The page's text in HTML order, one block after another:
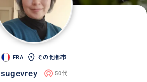
FRA その他都市
sugevrey 50代